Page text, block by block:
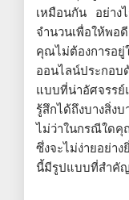
เหมือนกัน อย่าง
จำนวนเพื่อให้พอ
คุณไม่ต้องการอ
ออนไลน์ประกอบ
แบบที่น่าอัศจรรย์
รู้สึกได้ถึงบางสิ่ง
ไม่ว่าในกรณีใดคุ
ซึ่งจะไม่ง่ายอย่า
นี้มีรูปแบบที่สำคัญ